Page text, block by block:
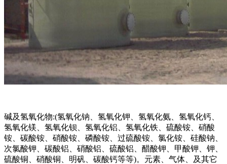
碱及氢氧化物:(氢氧化钠、氢氧化钾、氢氧化氨、氢氧化钙、
氢氧化镁、氢氧化钡、氢氧化铝、氢氧化铁、硫酸铵、硝酸
铵、碳酸铵、硝酸铵、磷酸铵、过硫酸铵、氯化铵、硅酸钠、
次氯酸钾、碳酸铝、硝酸铝、硫酸铝、醋酸钾、甲酸钾、钾、
硫酸铜、硝酸铜、明矾、碳酸钙等等)。元素、气体、及其它